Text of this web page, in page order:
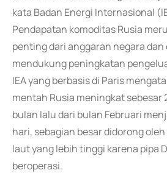
kata Badan Energi Internasional
Pendapatan komoditas Rusia
penting dari anggaran negara
mendukung peningkatan
IEA yang berbasis di Paris
mentah Rusia meningkat sebesar
bulan lalu dari bulan Februari
hari, sebagian besar didorong
laut yang lebih tinggi karena pipa
beroperasi.